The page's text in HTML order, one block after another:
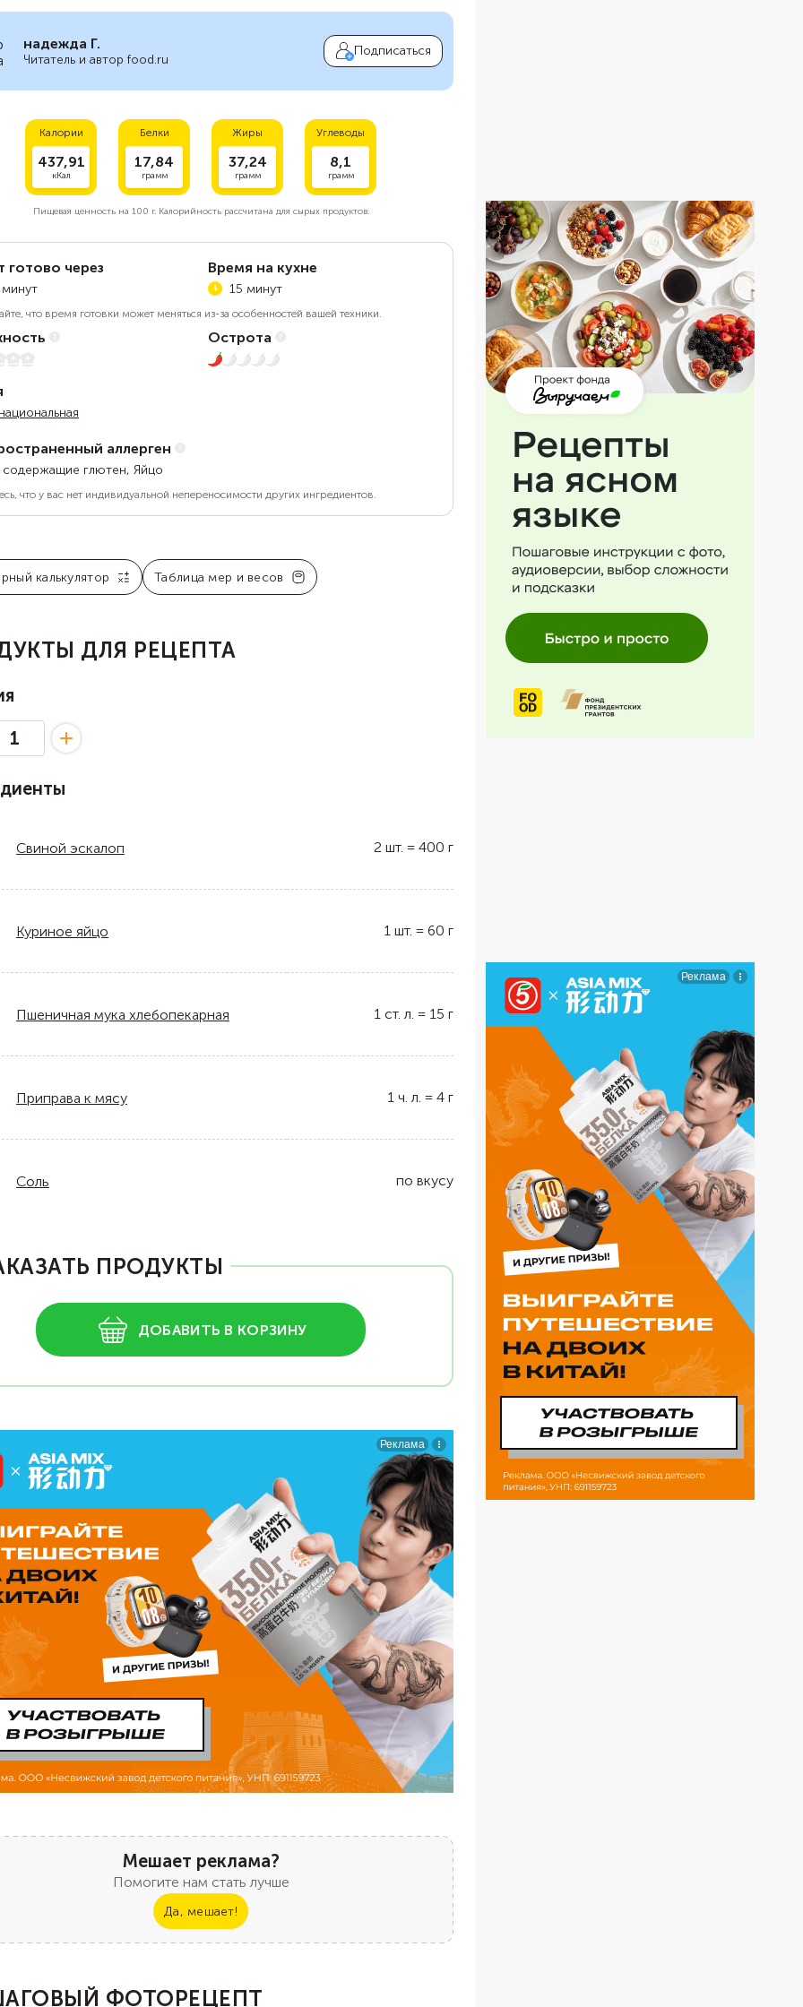
надежда Г.
Читатель и автор food.ru
Подписаться
Калории
437,91
кКал
Белки
17,84
грамм
Жиры
37,24
грамм
Углеводы
8,1
грамм
Пищевая ценность на 100 г.Калорийность рассчитана для сырых продуктов.
готово через Время на кухне
15 минут
что время готовки может меняться из-за особенностей вашей техники.
Острота
1 из 5
аллерген
содержащие глютен, Яйцо
что у вас нет индивидуальной непереносимости других ингредиентов.
калькулятор Таблица мер и весов
ДЛЯ РЕЦЕПТА
Свиной эскалоп 2 шт. = 400 г
Куриное яйцо 1 шт. = 60 г
Пшеничная мука хлебопекарная 1 ст. л. = 15 г
Приправа к мясу 1 ч. л. = 4 г
Соль по вкусу
ПРОДУКТЫ
ДОБАВИТЬ В КОРЗИНУ
Мешает реклама?
Помогите нам стать лучше
Да, мешает!
ФОТОРЕЦЕПТ